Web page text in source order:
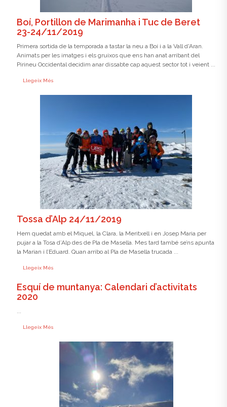
Boí, Portillon de Marimanha i Tuc de Beret
23-24/11/2019
Primera sortida de la temporada a tastar la neu a Boí i a la Vall d'Aran.
Animats per les imatges i els gruixos que ens han anat arribant del
Pirineu Occidental decidim anar dissabte cap aquest sector tot i veient ...
Llegeix Més
Tossa d’Alp 24/11/2019
Hem quedat amb el Miquel, la Clara, la Meritxell i en Josep Maria per
pujar a la Tosa d’Alp des de Pla de Masella. Mes tard també se’ns apunta
la Marian i l’Eduard. Quan arribo al Pla de Masella trucada ...
Llegeix Més
Esquí de muntanya: Calendari d’activitats
2020
...
Llegeix Més